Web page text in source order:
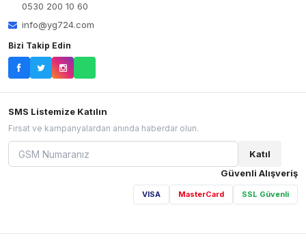
0530 200 10 60
info@yg724.com
Bizi Takip Edin
SMS Listemize Katılın
Fırsat ve kampanyalardan anında haberdar olun.
Katıl
Güvenli Alışveriş
VISA MasterCard SSL Güvenli